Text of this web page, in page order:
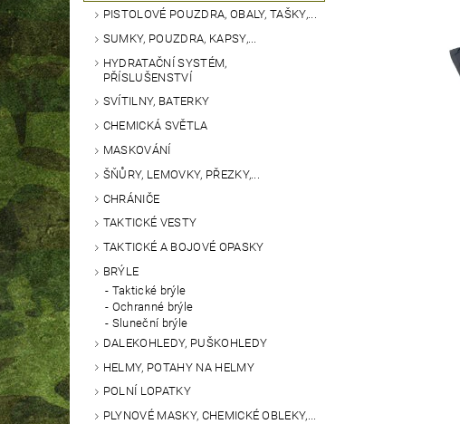
PISTOLOVÉ POUZDRA, OBALY, TAŠKY,...
SUMKY, POUZDRA, KAPSY,...
HYDRATAČNÍ SYSTÉM,
PŘÍSLUŠENSTVÍ
SVÍTILNY, BATERKY
CHEMICKÁ SVĚTLA
MASKOVÁNÍ
ŠŇŮRY, LEMOVKY, PŘEZKY,...
CHRÁNIČE
TAKTICKÉ VESTY
TAKTICKÉ A BOJOVÉ OPASKY
BRÝLE
Taktické brýle
Ochranné brýle
Sluneční brýle
DALEKOHLEDY, PUŠKOHLEDY
HELMY, POTAHY NA HELMY
POLNÍ LOPATKY
PLYNOVÉ MASKY, CHEMICKÉ OBLEKY,...